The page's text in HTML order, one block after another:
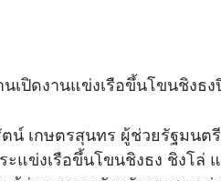
เปิดงานแข่งเรือขึ้นโขนชิงธ
น์ เกษตรสุนทร ผู้ช่วยรัฐมนต
แข่งเรือขึ้นโขนชิงธง ชิงโล่